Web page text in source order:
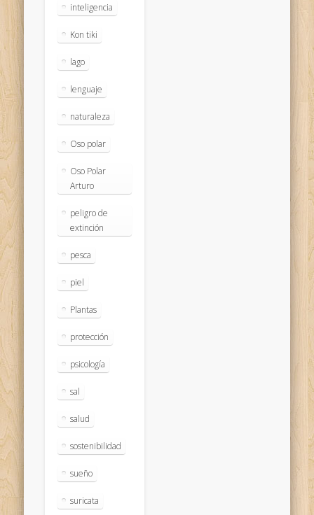
inteligencia
Kon tiki
lago
lenguaje
naturaleza
Oso polar
Oso Polar
Arturo
peligro de
extinción
pesca
piel
Plantas
protección
psicología
sal
salud
sostenibilidad
sueño
suricata